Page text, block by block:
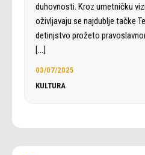
duhovnosti. Kroz umetničku
oživljavaju se najdublje tačke
detinjstvo prožeto
[…]
03/07/2025
KULTURA